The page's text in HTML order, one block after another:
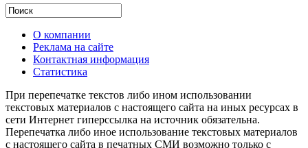
О компании
Реклама на сайте
Контактная информация
Статистика
При перепечатке текстов либо ином использовании
текстовых материалов с настоящего сайта на иных ресурсах в
сети Интернет гиперссылка на источник обязательна.
Перепечатка либо иное использование текстовых материалов
с настоящего сайта в печатных СМИ возможно только с